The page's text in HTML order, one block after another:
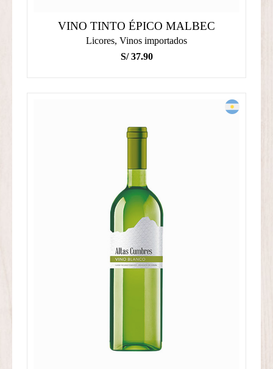
VINO TINTO ÉPICO MALBEC
Licores, Vinos importados
S/37.90